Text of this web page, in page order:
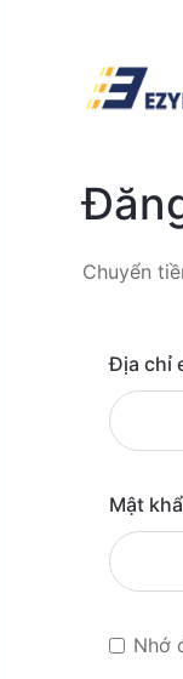
Chuyển
Địa chỉ
Mật
Nhớ